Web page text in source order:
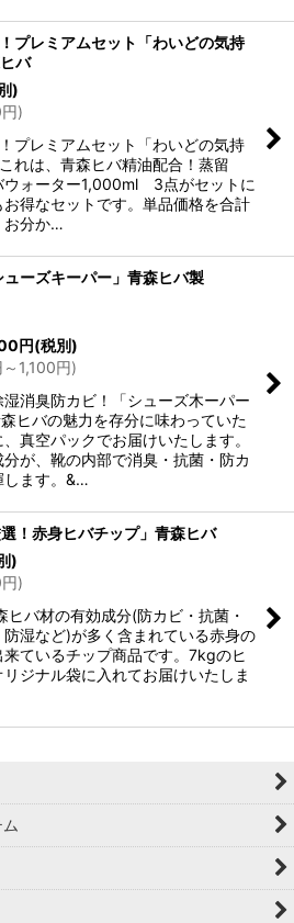
プレミアムセット「わいどの気持
バ
)
円)
プレミアムセット「わいどの気持
れは、青森ヒバ精油配合！蒸留
ォーター1,000ml 3点がセットに
お得なセットです。単品価格を合計
お分か…
ーズキーパー」青森ヒバ製
円(税別)
～1,100円)
消臭防カビ！「シューズ木ーパー
森ヒバの魅力を存分に味わっていた
真空パックでお届けいたします。
が、靴の内部で消臭・抗菌・防カ
します。&…
！赤身ヒバチップ」青森ヒバ
)
円)
ヒバ材の有効成分(防カビ・抗菌・
湿など)が多く含まれている赤身の
ているチップ商品です。7kgのヒ
ジナル袋に入れてお届けいたしま